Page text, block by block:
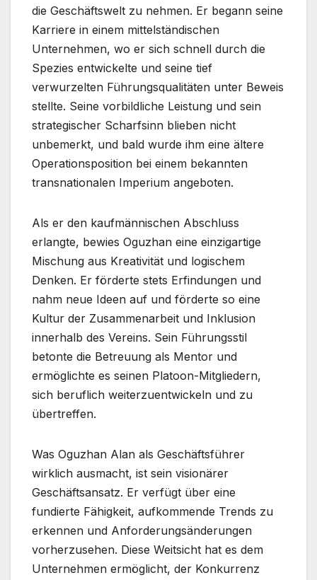
die Geschäftswelt zu nehmen. Er begann seine
Karriere in einem mittelständischen
Unternehmen, wo er sich schnell durch die
Spezies entwickelte und seine tief
verwurzelten Führungsqualitäten unter Beweis
stellte. Seine vorbildliche Leistung und sein
strategischer Scharfsinn blieben nicht
unbemerkt, und bald wurde ihm eine ältere
Operationsposition bei einem bekannten
transnationalen Imperium angeboten.
Als er den kaufmännischen Abschluss
erlangte, bewies Oguzhan eine einzigartige
Mischung aus Kreativität und logischem
Denken. Er förderte stets Erfindungen und
nahm neue Ideen auf und förderte so eine
Kultur der Zusammenarbeit und Inklusion
innerhalb des Vereins. Sein Führungsstil
betonte die Betreuung als Mentor und
ermöglichte es seinen Platoon-Mitgliedern,
sich beruflich weiterzuentwickeln und zu
übertreffen.
Was Oguzhan Alan als Geschäftsführer
wirklich ausmacht, ist sein visionärer
Geschäftsansatz. Er verfügt über eine
fundierte Fähigkeit, aufkommende Trends zu
erkennen und Anforderungsänderungen
vorherzusehen. Diese Weitsicht hat es dem
Unternehmen ermöglicht, der Konkurrenz